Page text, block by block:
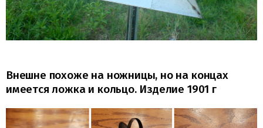
Внешне похоже на ножницы, но на концах
имеется ложка и кольцо. Изделие 1901 г